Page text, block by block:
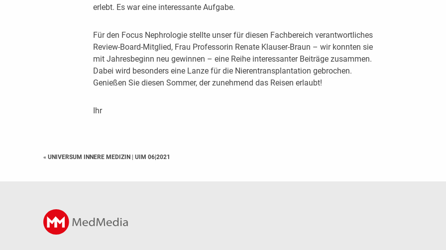
erlebt. Es war eine interessante Aufgabe.
Für den Focus Nephrologie stellte unser für diesen Fachbereich verantwortliches
Review-Board-Mitglied, Frau Professorin Renate Klauser-Braun – wir konnten sie
mit Jahresbeginn neu gewinnen – eine Reihe interessanter Beiträge zusammen.
Dabei wird besonders eine Lanze für die Nierentransplantation gebrochen.
Genießen Sie diesen Sommer, der zunehmend das Reisen erlaubt!
Ihr
« UNIVERSUM INNERE MEDIZIN | UIM 06|2021